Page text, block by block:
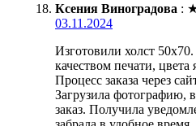
Ксения Виноградова :
03.11.2024
Изготовили холст
качеством печати,
Процесс заказа через
Загрузила фотографию,
заказ. Получила